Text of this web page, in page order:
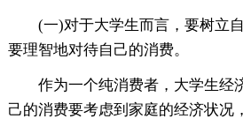
(一)对于大学生而言，要树立自
要理智地对待自己的消费。
作为一个纯消费者，大学生经
己的消费要考虑到家庭的经济状况